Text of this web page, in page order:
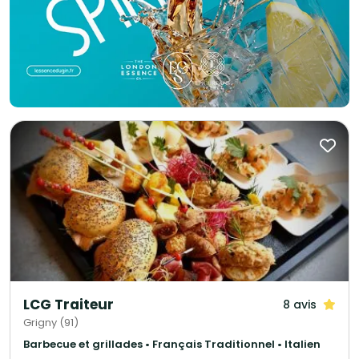
LCG Traiteur 8 avis
Grigny (91)
Barbecue et grillades • Français Traditionnel • Italien